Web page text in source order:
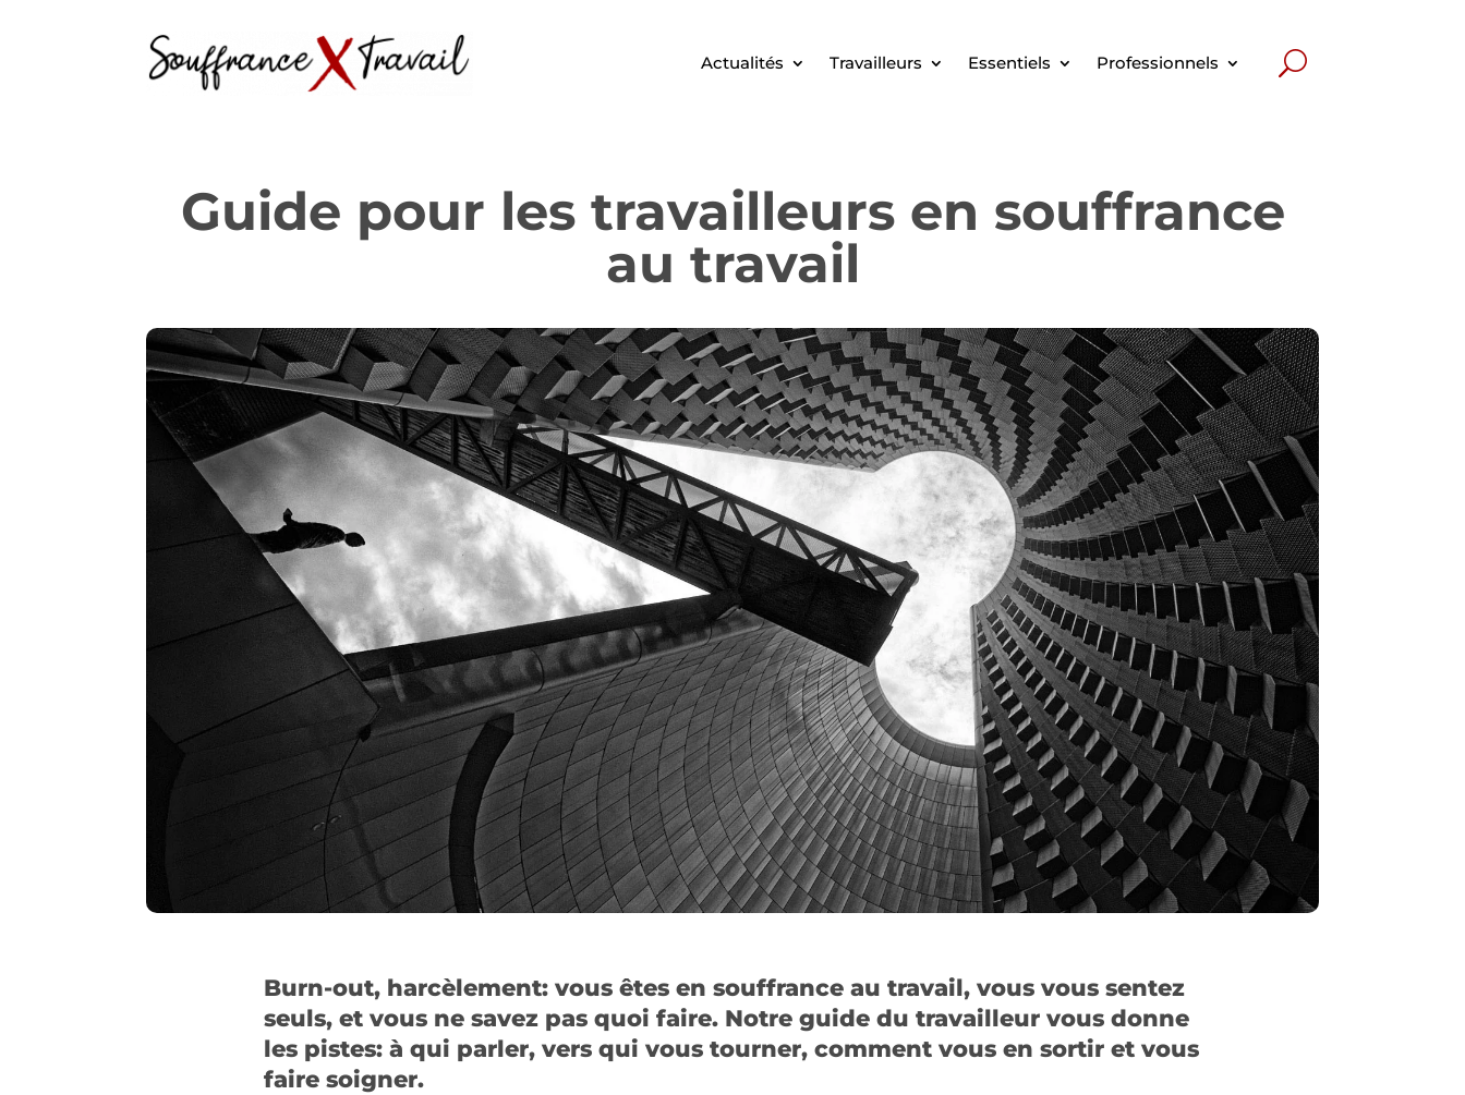
Actualités Travailleurs Essentiels Professionnels
Guide pour les travailleurs en souffrance
au travail
Burn-out, harcèlement: vous êtes en souffrance au travail, vous vous sentez
seuls, et vous ne savez pas quoi faire. Notre guide du travailleur vous donne
les pistes: à qui parler, vers qui vous tourner, comment vous en sortir et vous
faire soigner.